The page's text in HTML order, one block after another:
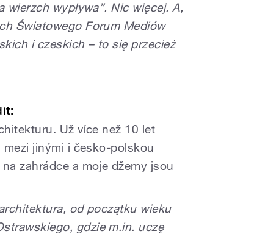
wierzch wypływa”. Nic więcej.A,
Światowego Forum Mediów
i czeskich – to się przecież
Už více než 10 let
jinými i česko-polskou
zahrádce a moje džemy jsou
od początku wieku
gdzie m.in. uczę